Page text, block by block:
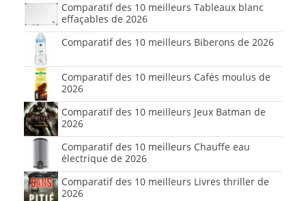
Comparatif des 10 meilleurs Tableaux blanc
effaçables de 2026
Comparatif des 10 meilleurs Biberons de 2026
Comparatif des 10 meilleurs Cafés moulus de
2026
Comparatif des 10 meilleurs Jeux Batman de
2026
Comparatif des 10 meilleurs Chauffe eau
électrique de 2026
Comparatif des 10 meilleurs Livres thriller de
2026